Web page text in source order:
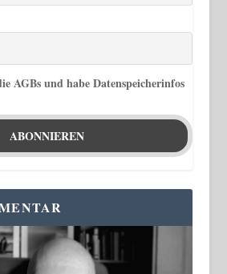
AGBs und habe Datenspeicherinfos